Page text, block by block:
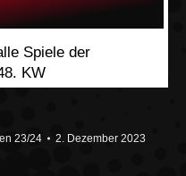
Spiele der
KW
23/24 2. Dezember 2023